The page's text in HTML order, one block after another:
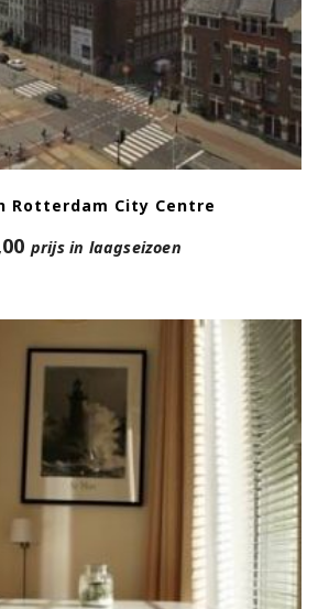
Rotterdam City Centre
prijs in laagseizoen